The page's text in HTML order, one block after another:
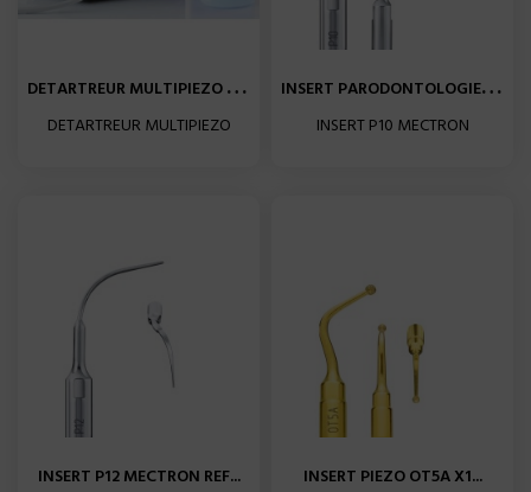
D
ETARTREUR MULTIPIEZO TOUCH...
DETARTREUR MULTIPIEZO
I
NSERT PARODONTOLOGIE P10...
INSERT P10 MECTRON
INSERT P12 MECTRON REF...
INSERT PIEZO OT5A X1...